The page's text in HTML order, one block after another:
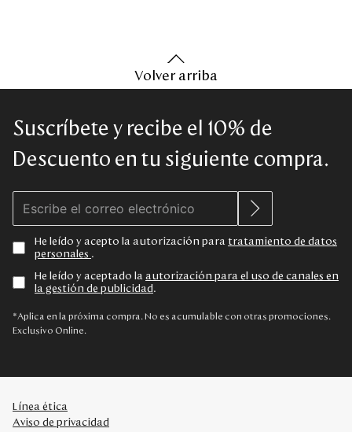
Volver arriba
Suscríbete y recibe el 10% de
Descuento en tu siguiente compra.
He leído y acepto la autorización para tratamiento de datos
personales .
He leído y aceptado la autorización para el uso de canales en
la gestión de publicidad .
*Aplica en la próxima compra. No es acumulable con otras promociones.
Exclusivo Online.
Línea ética
Aviso de privacidad